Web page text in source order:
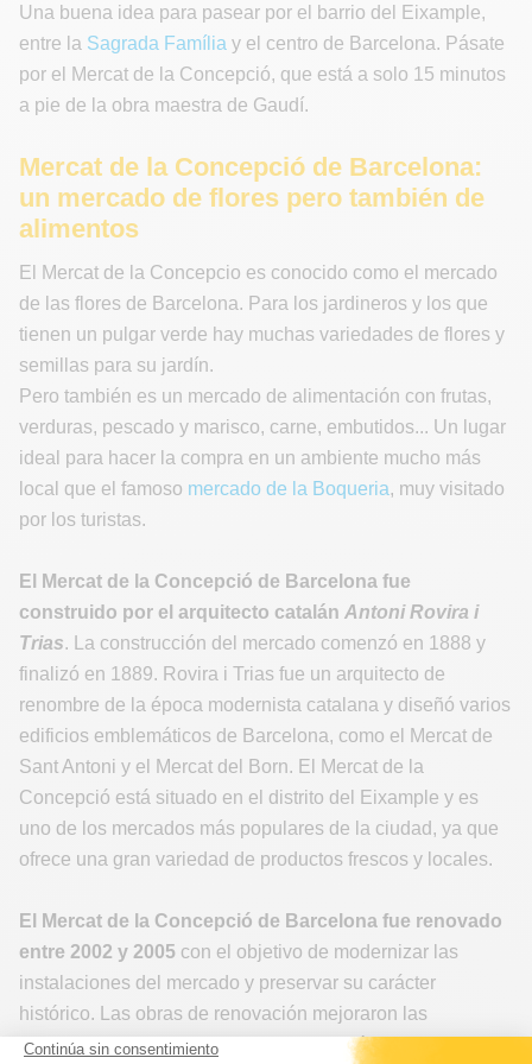
Una buena idea para pasear por el barrio del Eixample,
entre la Sagrada Família y el centro de Barcelona. Pásate
por el Mercat de la Concepció, que está a solo 15 minutos
a pie de la obra maestra de Gaudí.
Mercat de la Concepció de Barcelona:
un mercado de flores pero también de
alimentos
El Mercat de la Concepcio es conocido como el mercado
de las flores de Barcelona. Para los jardineros y los que
tienen un pulgar verde hay muchas variedades de flores y
semillas para su jardín.
Pero también es un mercado de alimentación con frutas,
verduras, pescado y marisco, carne, embutidos... Un lugar
ideal para hacer la compra en un ambiente mucho más
local que el famoso mercado de la Boqueria, muy visitado
por los turistas.
El Mercat de la Concepció de Barcelona fue
construido por el arquitecto catalán Antoni Rovira i
Trias. La construcción del mercado comenzó en 1888 y
finalizó en 1889. Rovira i Trias fue un arquitecto de
renombre de la época modernista catalana y diseñó varios
edificios emblemáticos de Barcelona, como el Mercat de
Sant Antoni y el Mercat del Born. El Mercat de la
Concepció está situado en el distrito del Eixample y es
uno de los mercados más populares de la ciudad, ya que
ofrece una gran variedad de productos frescos y locales.
El Mercat de la Concepció de Barcelona fue renovado
entre 2002 y 2005 con el objetivo de modernizar las
instalaciones del mercado y preservar su carácter
histórico. Las obras de renovación mejoraron las
infraestructuras, la funcionalidad y la estética del mercado,